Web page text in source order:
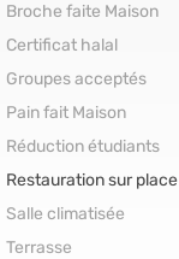
Broche faite Maison
Certificat halal
Groupes acceptés
Pain fait Maison
Réduction étudiants
Restauration sur place
Salle climatisée
Terrasse